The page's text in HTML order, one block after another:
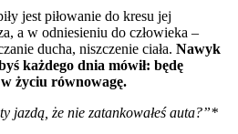
jest piłowanie do kresu jej
a w odniesieniu do człowieka –
ducha, niszczenie ciała. Nawyk
każdego dnia mówił: będę
życiu równowagę.
jazdą, że nie zatankowałeś auta?”*